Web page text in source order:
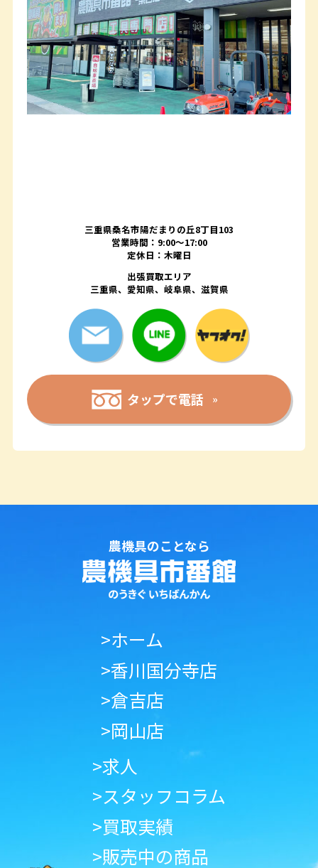
三重県桑名市陽だまりの丘8丁目103
営業時間：9:00〜17:00
定休日：木曜日
出張買取エリア
三重県、愛知県、岐阜県、滋賀県
タップで電話
農機具のことなら
>ホーム
>香川国分寺店
>倉吉店
>岡山店
>求人
>スタッフコラム
>買取実績
>販売中の商品